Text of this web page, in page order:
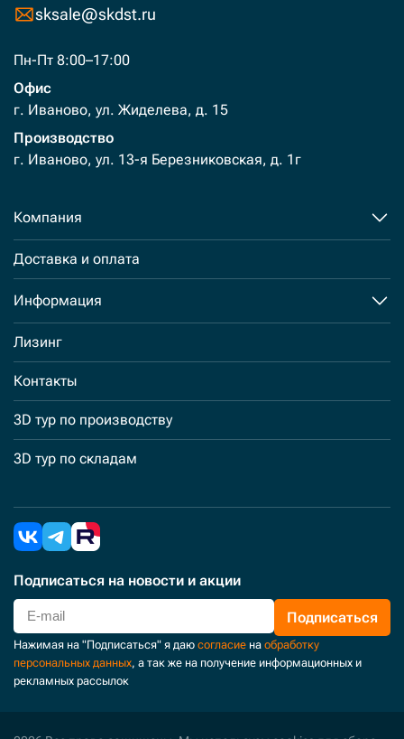
sksale@skdst.ru
Пн-Пт 8:00–17:00
Офис
г. Иваново, ул. Жиделева, д. 15
Производство
г. Иваново, ул. 13-я Березниковская, д. 1г
Компания
Доставка и оплата
Информация
Лизинг
Контакты
3D тур по производству
3D тур по складам
Подписаться на новости и акции
Подписаться
Нажимая на "Подписаться" я даю согласие на обработку
персональных данных, а так же на получение информационных и
рекламных рассылок